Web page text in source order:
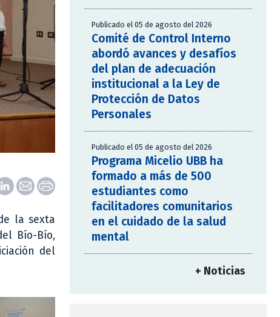
la sexta
Bío-Bío,
del
Publicado el 05 de agosto del 2026
Comité de Control Interno
abordó avances y desafíos
del plan de adecuación
institucional a la Ley de
Protección de Datos
Personales
Publicado el 05 de agosto del 2026
Programa Micelio UBB ha
formado a más de 500
estudiantes como
facilitadores comunitarios
en el cuidado de la salud
mental
+ Noticias